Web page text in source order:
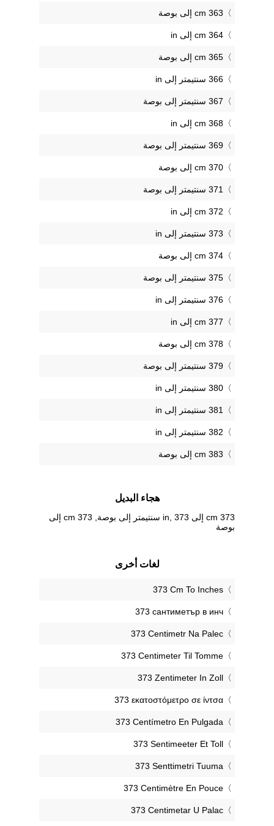
363 cm إلى بوصة
364 cm إلى in
365 cm إلى بوصة
366 سنتيمتر إلى in
367 سنتيمتر إلى بوصة
368 cm إلى in
369 سنتيمتر إلى بوصة
370 cm إلى بوصة
371 سنتيمتر إلى بوصة
372 cm إلى in
373 سنتيمتر إلى in
374 cm إلى بوصة
375 سنتيمتر إلى بوصة
376 سنتيمتر إلى in
377 cm إلى in
378 cm إلى بوصة
379 سنتيمتر إلى بوصة
380 سنتيمتر إلى in
381 سنتيمتر إلى in
382 سنتيمتر إلى in
383 cm إلى بوصة
هجاء البديل
373 cm إلى in, 373 سنتيمتر إلى بوصة, 373 cm إلى
بوصة
لغات أخرى
‎373 Cm To Inches
‎373 сантиметър в инч
‎373 Centimetr Na Palec
‎373 Centimeter Til Tomme
‎373 Zentimeter In Zoll
‎373 εκατοστόμετρο σε ίντσα
‎373 Centímetro En Pulgada
‎373 Sentimeeter Et Toll
‎373 Senttimetri Tuuma
‎373 Centimètre En Pouce
‎373 Centimetar U Palac